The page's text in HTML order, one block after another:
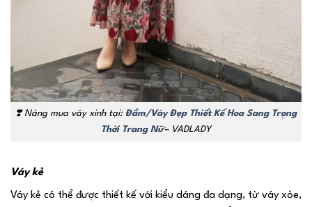
❣️ Nàng mua váy xinh tại: Đầm/Váy Đẹp Thiết Kế Hoa Sang Trọng
Thời Trang Nữ– VADLADY
Váy kẻ
Váy kẻ có thể được thiết kế với kiểu dáng đa dạng, từ váy xòe,